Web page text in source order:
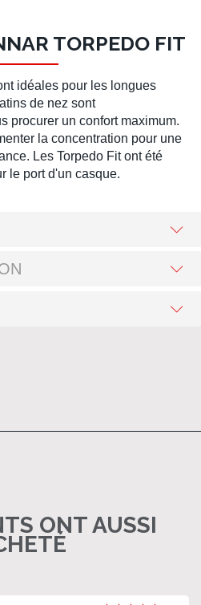
TORPEDO FIT
idéales pour les longues
de nez sont
procurer un confort maximum.
la concentration pour une
Les Torpedo Fit ont été
le port d'un casque.
ONT AUSSI